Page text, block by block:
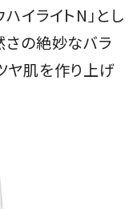
典を無料で楽し
イライトN」とし
さの絶妙なバラ
ヤ肌を作り上げ